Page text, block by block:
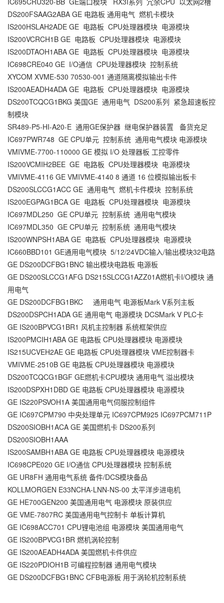
DS200FSAAG2ABA GE 电路板 通用电气 燃机卡模块
IS200HSLAH2ADE GE 电路板 CPU处理器模块 电源模块
IS200VCRCH1B GE 电路板 CPU处理器模块 电源模块
IS200DTAOH1ABA GE 电路板 CPU处理器模块 电源模块
IC698CRE040 GE I/O通信 CPU处理器模块 控制系统
XYCOM XVME-530 70530-001 通道隔离模拟输出卡件
IS200AEADH4ADA GE 电路板 CPU处理器模块 电源模块
DS200TCQCG1BKG 美国GE 通用电气 DS200系列 紧急超速板控
制模块
SR489-P5-HI-A20-E 通用GE保护器 继电保护器装置 备货充足
IC697PWR748 GE CPU单元 控制系统 通用电气模块 电源模块
VMIVME-7700-110000 GE 模拟 I/O 处理器板 工控零件
IS200VCMIH2BEE GE 电路板 CPU处理器模块 电源模块
VMIVME-4116 GE VMIVME-4140 8 通道 16 位模拟输出板卡
DS200SLCCG1ACC GE 通用电气 燃机卡件模块 控制系统
IS200EGPAG1BCA GE 电路板 CPU处理器模块 电源模块
IC697MDL250 GE CPU单元 控制系统 通用电气模块
IC697MDL350 GE CPU单元 控制系统 通用电气模块
IS200WNPSH1ABA GE 电路板 CPU处理器模块 电源模块
IC660BBD101 GE通用电气模块 5/12/24VDC输入/输出模块32电路
GE DS200DCFBG1BNC 输出模块电路板 电源板
GE DS200SLCCG1AFG DS215SLCCG1AZZ01A燃机卡I/O模块 通
用电气
GE DS200DCFBG1BKC 通用电气 电源板Mark V系列主板
DS200DSPCH1ADA GE 通用电气 电源模块 DCSMark V PLC卡
GE IS200BPVCG1BR1 风机主控制器 系统框架供应
IS200PMCIH1ABA GE 电路板 CPU处理器模块 电源模块
IS215UCVEH2AE GE 电路板 CPU处理器模块 VME控制器卡
VMIVME-2510B GE 电路板 CPU处理器模块 电源模块
DS200TCQCG1BGF GE燃机卡CPU模块 通用电气 溢出模块
IS200DSPXH1DBD GE 电路板 CPU处理器模块 电源模块
GE IS220PSVOH1A 美国通用电气伺服控制组件
GE IC697CPM790 中央处理单元 IC697CPM925 IC697PCM711P
DS200SIOBH1ACA GE 美国燃机卡 DS200系列
DS200SIOBH1AAA
IS200SAMBH1ABA GE 电路板 CPU处理器模块 电源模块
IC698CPE020 GE I/O通信 CPU处理器模块 控制系统
GE UR8FH 通用电气系统 备件/DCS模块备品
KOLLMORGEN E33NCHA-LNN-NS-00 太平洋步进电机
GE HE700GEN200 美国通用电气 电源模块 原装供应
GE VME-7807RC 美国通用电气控制卡 单板计算机
GE IC698ACC701 CPU锂电池组 电源模块 美国通用电气
GE IS200BPVCG1BR 燃机涡轮控制
GE IS200AEADH4ADA 美国燃机卡件供应
GE IS220PDIOH1B 可编程控制器 通用电气模块
GE DS200DCFBG1BNC CFB电源板 用于涡轮机控制系统